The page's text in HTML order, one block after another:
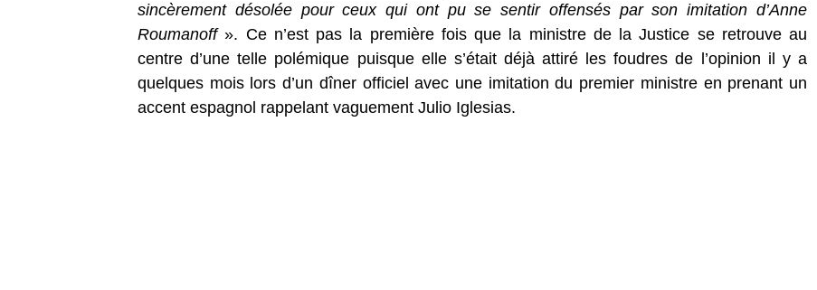
sincèrement désolée pour ceux qui ont pu se sentir offensés par son imitation d’Anne
Roumanoff». Ce n’est pas la première fois que la ministre de la Justice se retrouve au
centre d’une telle polémique puisque elle s’était déjà attiré les foudres de l’opinion il y a
quelques mois lors d’un dîner officiel avec une imitation du premier ministre en prenant un
accent espagnol rappelant vaguement Julio Iglesias.